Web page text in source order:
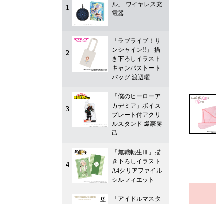
1
ル」 ワイヤレス充
電器
2
「ラブライブ！サ
ンシャイン!!」 描
き下ろしイラスト
キャンバストート
バッグ 渡辺曜
3
「僕のヒーローア
カデミア」ボイス
プレート付アクリ
ルスタンド 爆豪勝
己
4
「無職転生Ⅲ」描
き下ろしイラスト
A4クリアファイル
シルフィエット
「アイドルマスタ